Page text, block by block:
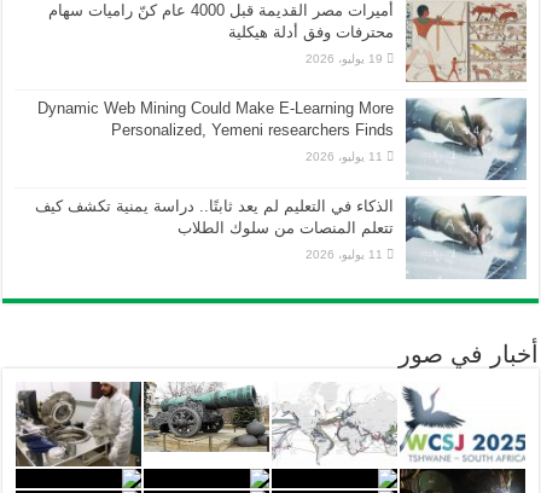
أميرات مصر القديمة قبل 4000 عام كنّ راميات سهام
محترفات وفق أدلة هيكلية
19 يوليو، 2026
Dynamic Web Mining Could Make E-Learning More
Personalized, Yemeni researchers Finds
11 يوليو، 2026
الذكاء في التعليم لم يعد ثابتًا.. دراسة يمنية تكشف كيف
تتعلم المنصات من سلوك الطلاب
11 يوليو، 2026
أخبار في صور